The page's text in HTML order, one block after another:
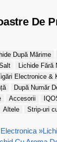
De
După Mărime
Lichide Fără
Electronice &
După Număr
Accesorii
Altele
Strip-uri
»